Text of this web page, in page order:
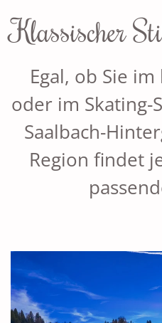
Klassischer
Egal, ob Sie
oder im Skating-
Saalbach-
Region findet